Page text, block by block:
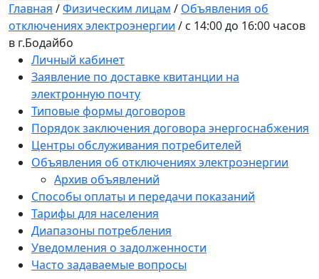
Главная /Физическим лицам / Объявления об
отключениях электроэнергии / с 14:00 до 16:00 часов
в г.Бодайбо
Личный кабинет
Заявление по доставке квитанции на
электронную почту
Типовые формы договоров
Порядок заключения договора энергоснабжения
Центры обслуживания потребителей
Объявления об отключениях электроэнергии
Архив объявлений
Способы оплаты и передачи показаний
Тарифы для населения
Диапазоны потребления
Уведомления о задолженности
Часто задаваемые вопросы